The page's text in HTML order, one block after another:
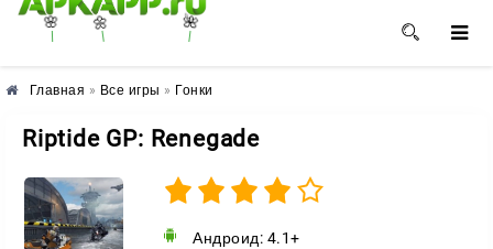
🌸 🌼 🌺
Главная » Все игры » Гонки
Riptide GP: Renegade
Андроид: 4.1+